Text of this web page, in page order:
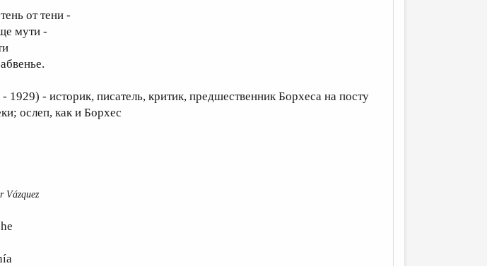
от тени -
мути -
1929) - историк, писатель, критик, предшественник Борхеса на посту
ослеп, как и Борхес